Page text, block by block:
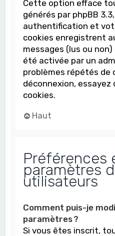
Cette option efface
générés par phpBB
authentification et
cookies enregistrent
messages (lus ou
été activée par un
problèmes répétés de
déconnexion, essayez
cookies.
Haut
Préférences
paramètres
utilisateurs
Comment puis-je
paramètres ?
Si vous êtes inscrit,